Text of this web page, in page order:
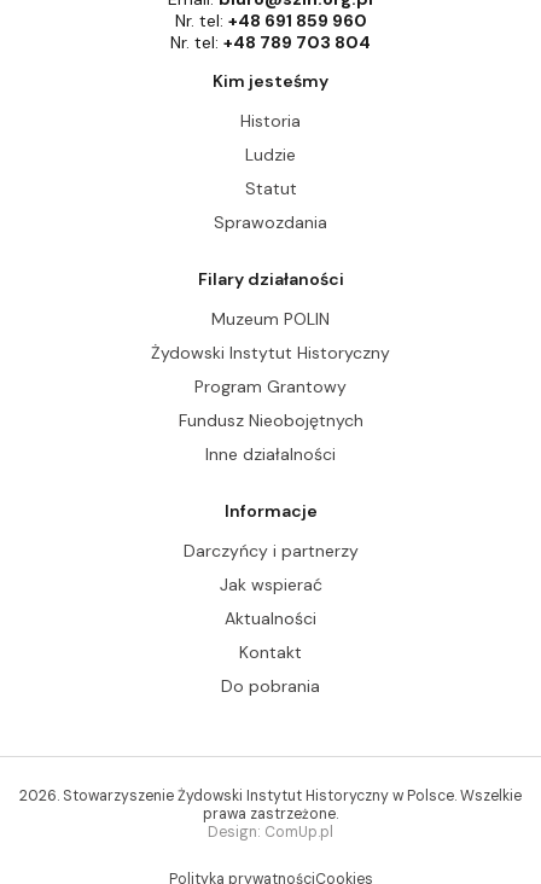
Nr. tel: +48 691 859 960
Nr. tel: +48 789 703 804
Kim jesteśmy
Historia
Ludzie
Statut
Sprawozdania
Filary działaności
Muzeum POLIN
Żydowski Instytut Historyczny
Program Grantowy
Fundusz Nieobojętnych
Inne działalności
Informacje
Darczyńcy i partnerzy
Jak wspierać
Aktualności
Kontakt
Do pobrania
2026. Stowarzyszenie Żydowski Instytut Historyczny w Polsce. Wszelkie
prawa zastrzeżone.
Design: ComUp.pl
Polityka prywatnościCookies